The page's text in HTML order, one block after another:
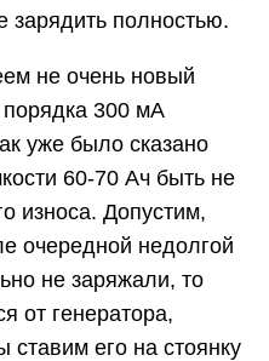
зарядить полностью.
не очень новый
порядка 300 мА
уже было сказано
60-70 Ач быть не
износа. Допустим,
очередной недолгой
не заряжали, то
от генератора,
его на стоянку